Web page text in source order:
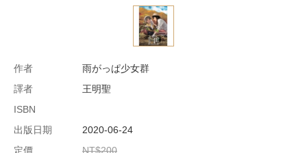
作者
雨がっぱ少女群
譯者
王明聖
ISBN
出版日期
2020-06-24
定價
NT$200